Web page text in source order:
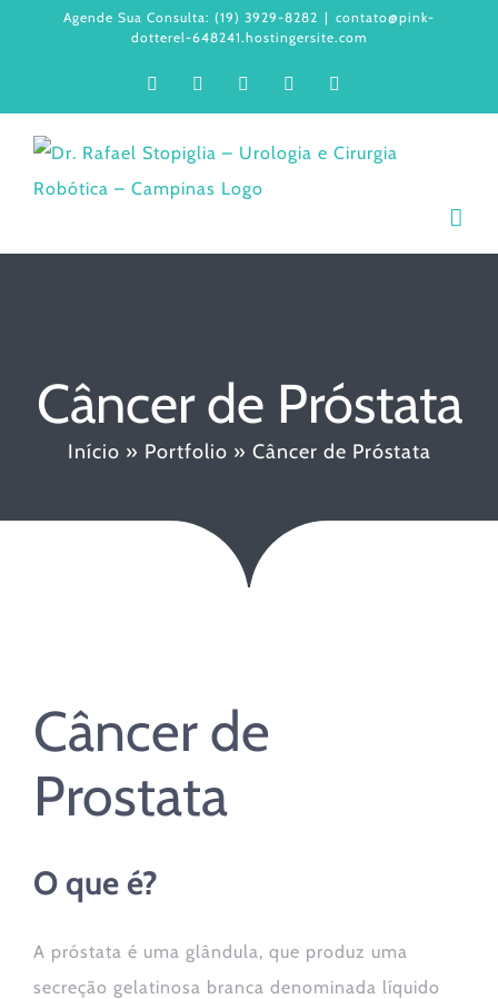
Agende Sua Consulta: (19) 3929-8282 | contato@pink-
dotterel-648241.hostingersite.com
FacebookInstagramLinkedInWhatsApp
Câncer de Próstata
Início » Portfolio » Câncer de Próstata
Câncer de
Prostata
O que é?
A próstata é uma glândula, que produz uma
secreção gelatinosa branca denominada líquido